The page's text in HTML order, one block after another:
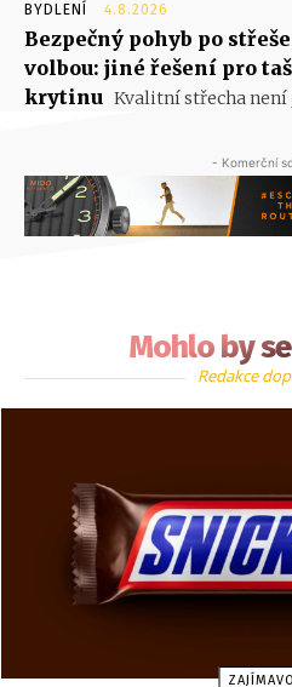
BYDLENÍ 4.8.2026
Bezpečný pohyb po
volbou: jiné řešení pro
krytinu Kvalitní střecha není
- Komerční
Mohlo by
Redakce